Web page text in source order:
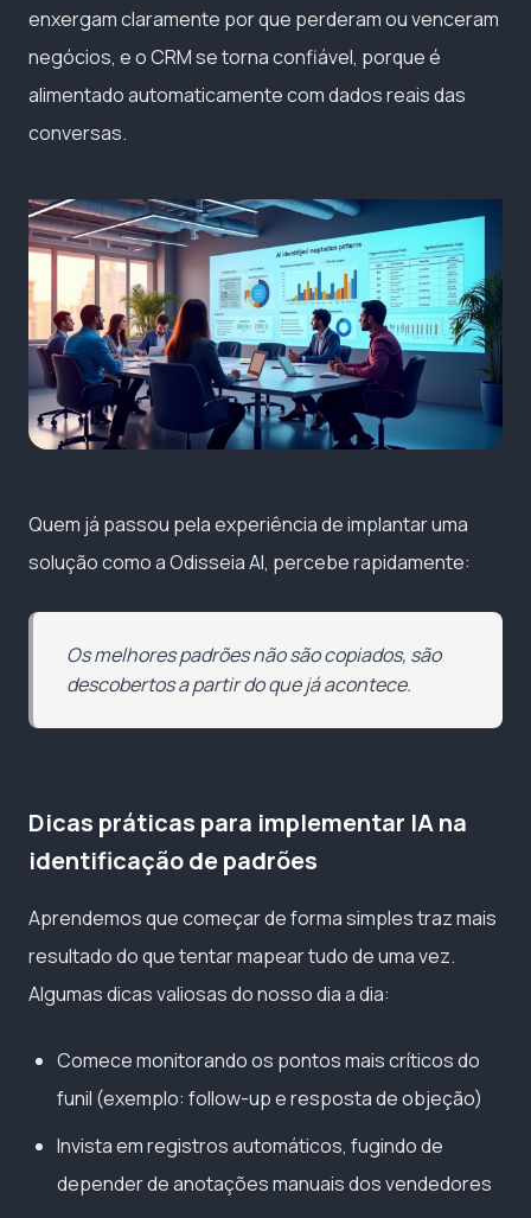
enxergam claramente por que perderam ou venceram
negócios, e o CRM se torna confiável, porque é
alimentado automaticamente com dados reais das
conversas.
Quem já passou pela experiência de implantar uma
solução como a Odisseia AI, percebe rapidamente:
Os melhores padrões não são copiados, são
descobertos a partir do que já acontece.
Dicas práticas para implementar IA na
identificação de padrões
Aprendemos que começar de forma simples traz mais
resultado do que tentar mapear tudo de uma vez.
Algumas dicas valiosas do nosso dia a dia:
Comece monitorando os pontos mais críticos do
funil (exemplo: follow-up e resposta de objeção)
Invista em registros automáticos, fugindo de
depender de anotações manuais dos vendedores